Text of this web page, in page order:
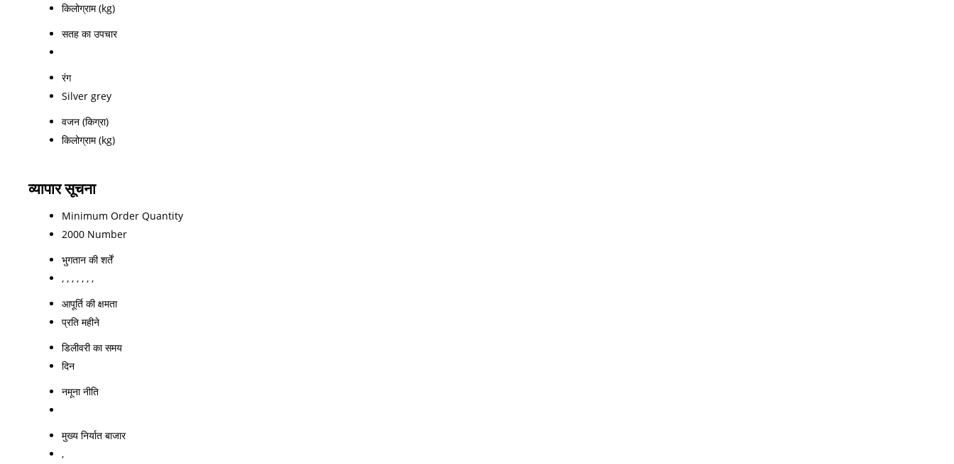
किलोग्राम (kg)
सतह का उपचार
रंग
Silver grey
वजन (किग्रा)
किलोग्राम (kg)
व्यापार सूचना
Minimum Order Quantity
2000 Number
भुगतान की शर्तें
, , , , , , ,
आपूर्ति की क्षमता
प्रति महीने
डिलीवरी का समय
दिन
नमूना नीति
मुख्य निर्यात बाजार
,